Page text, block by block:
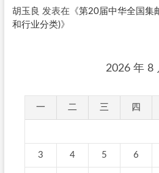
胡玉良 发表在《第20届中华全国集
和行业分类)》
2026 年 8
一 二 三 四
3 4 5 6